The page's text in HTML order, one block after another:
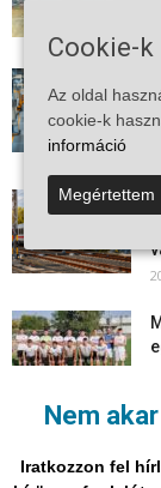
Nem
Iratkozzon fel
Cookie-k
Az oldal
cookie-k
információ
Megértettem